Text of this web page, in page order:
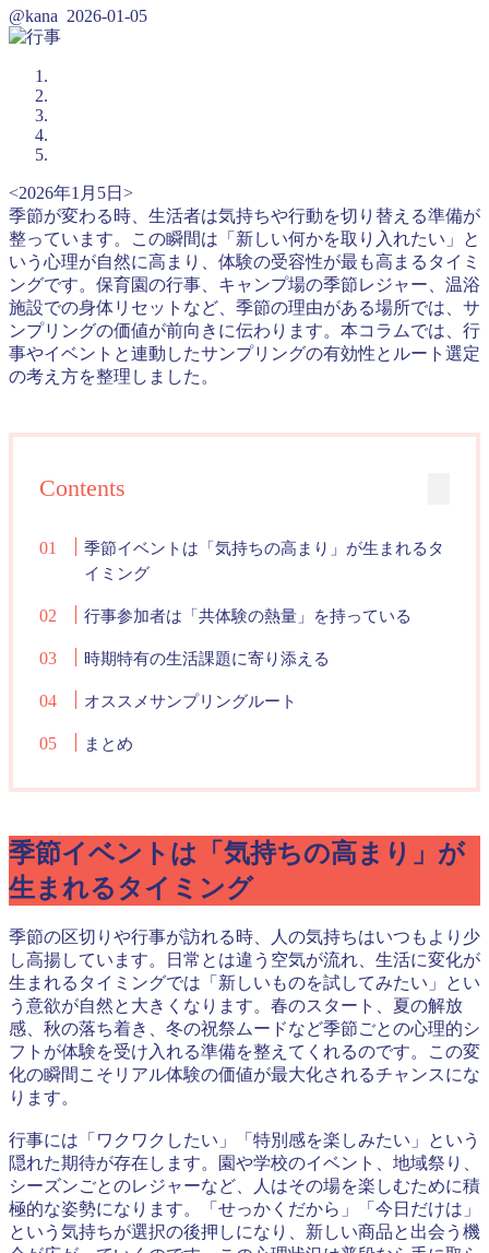
@kana 2026-01-05
<2026年1月5日>
季節が変わる時、生活者は気持ちや行動を切り替える準備が
整っています。この瞬間は「新しい何かを取り入れたい」と
いう心理が自然に高まり、体験の受容性が最も高まるタイミ
ングです。保育園の行事、キャンプ場の季節レジャー、温浴
施設での身体リセットなど、季節の理由がある場所では、サ
ンプリングの価値が前向きに伝わります。本コラムでは、行
事やイベントと連動したサンプリングの有効性とルート選定
の考え方を整理しました。
Contents
季節イベントは「気持ちの高まり」が生まれるタ
イミング
行事参加者は「共体験の熱量」を持っている
時期特有の生活課題に寄り添える
オススメサンプリングルート
まとめ
季節イベントは「気持ちの高まり」が
生まれるタイミング
季節の区切りや行事が訪れる時、人の気持ちはいつもより少
し高揚しています。日常とは違う空気が流れ、生活に変化が
生まれるタイミングでは「新しいものを試してみたい」とい
う意欲が自然と大きくなります。春のスタート、夏の解放
感、秋の落ち着き、冬の祝祭ムードなど季節ごとの心理的シ
フトが体験を受け入れる準備を整えてくれるのです。この変
化の瞬間こそリアル体験の価値が最大化されるチャンスにな
ります。
行事には「ワクワクしたい」「特別感を楽しみたい」という
隠れた期待が存在します。園や学校のイベント、地域祭り、
シーズンごとのレジャーなど、人はその場を楽しむために積
極的な姿勢になります。「せっかくだから」「今日だけは」
という気持ちが選択の後押しになり、新しい商品と出会う機